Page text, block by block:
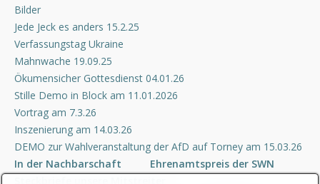
Bilder
Jede Jeck es anders 15.2.25
Verfassungstag Ukraine
Mahnwache 19.09.25
Ökumensicher Gottesdienst 04.01.26
Stille Demo in Block am 11.01.2026
Vortrag am 7.3.26
Inszenierung am 14.03.26
DEMO zur Wahlveranstaltung der AfD auf Torney am 15.03.26
In der Nachbarschaft
Ehrenamtspreis der SWN